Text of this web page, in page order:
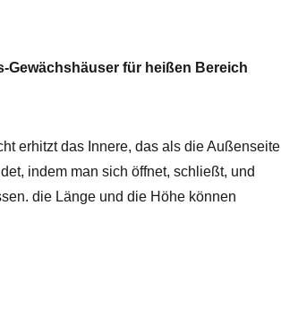
Gewächshäuser für heißen Bereich
erhitzt das Innere, das als die Außenseite
indem man sich öffnet, schließt, und
die Länge und die Höhe können